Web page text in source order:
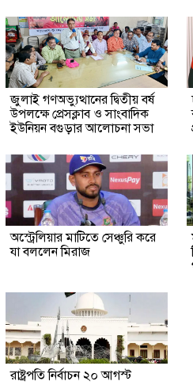
জুলাই গণঅভ্যুত্থানের দ্বিতীয় বর্ষ
উপলক্ষে প্রেসক্লাব ও সাংবাদিক
ইউনিয়ন বগুড়ার আলোচনা সভা
অস্ট্রেলিয়ার মাটিতে সেঞ্চুরি করে
যা বললেন মিরাজ
রাষ্ট্রপতি নির্বাচন ২০ আগস্ট